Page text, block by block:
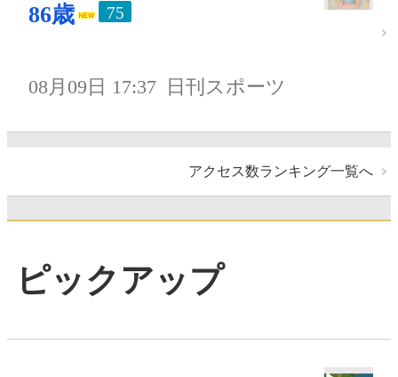
86歳
75
08月09日 17:37 日刊スポーツ
アクセス数ランキング一覧へ
ピックアップ